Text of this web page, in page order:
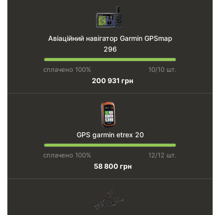
Авіаційний навігатор Garmin GPSmap
296
сплачено 100% 10/10 шт.
200 931 грн
GPS garmin etrex 20
сплачено 100% 12/12 шт.
58 800 грн